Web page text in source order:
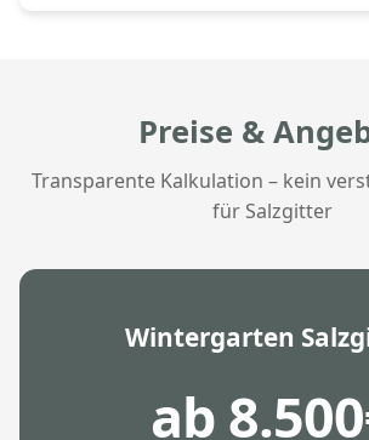
Preise &
Transparente Kalkulation – kein
für Salzgitter
Wintergarten
ab